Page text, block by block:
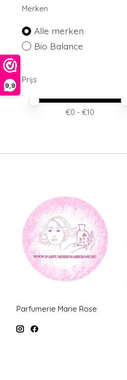
9,9
Merken
Alle merken
Bio Balance
Prijs
Minimale prijswaarde
Price maximum value
€0 - €10
Parfumerie Marie Rose